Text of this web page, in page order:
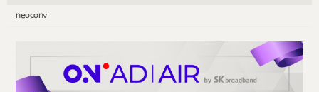
neoconv